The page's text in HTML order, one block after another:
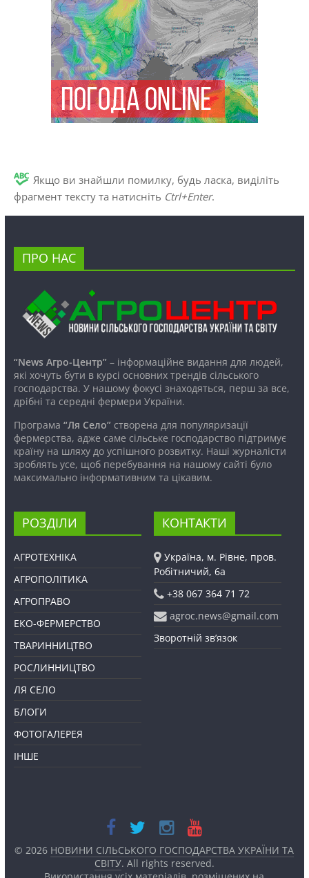
Якщо ви знайшли помилку, будь ласка, виділіть
фрагмент тексту та натисніть Ctrl+Enter.
ПРО НАС
“News Агро-Центр”– інформаційне видання для людей,
які хочуть бути в курсі основних трендів сільського
господарства. У нашому фокусі знаходяться, перш за все,
дрібні та середні фермери України.
Програма “Ля Село”створена для популяризації
фермерства, адже саме сільське господарство підтримує
країну на шляху до успішного розвитку. Наші журналісти
зроблять усе, щоб перебування на нашому сайті було
максимально інформативним та цікавим.
РОЗДІЛИ
АГРОТЕХНІКА
АГРОПОЛІТИКА
АГРОПРАВО
ЕКО-ФЕРМЕРСТВО
ТВАРИННИЦТВО
РОСЛИННИЦТВО
ЛЯ СЕЛО
БЛОГИ
ФОТОГАЛЕРЕЯ
ІНШЕ
КОНТАКТИ
Україна, м. Рівне, пров.
Робітничий, 6а
+38 067 364 71 72
agroc.news@gmail.com
Зворотній зв’язок
© 2026 НОВИНИ СІЛЬСЬКОГО ГОСПОДАРСТВА УКРАЇНИ ТА
СВІТУ. All rights reserved.